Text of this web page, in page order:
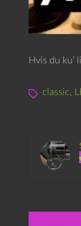
Hvis du ku’
classic,